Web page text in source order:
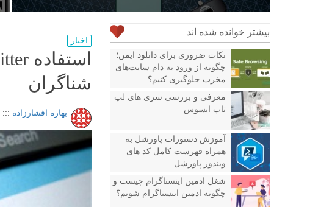
اخبار
شناگران
بهاره افشارزاده :::
بیشتر خوانده شده اند
نکات ضروری برای دانلود ایمن؛
چگونه از ورود به دام سایت‌های
مخرب جلوگیری کنیم؟
معرفی و بررسی سری های لپ
تاپ ایسوس
آموزش دستورات پاورشل به
همراه فهرست کامل کد های
ویندوز پاورشل
شغل ادمین اینستاگرام چیست و
چگونه ادمین اینستاگرام شویم؟